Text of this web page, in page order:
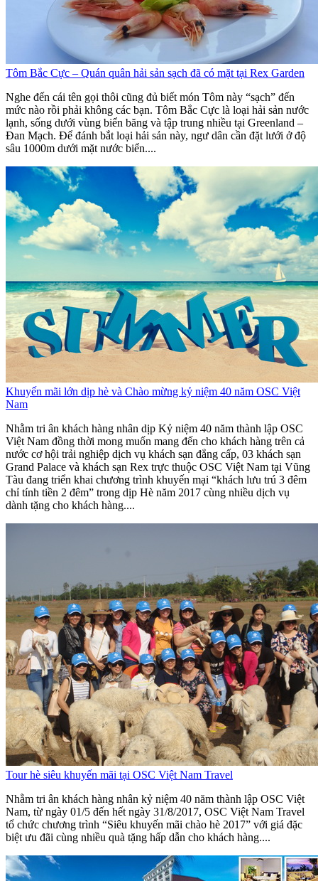
Tôm Bắc Cực – Quán quân hải sản sạch đã có mặt tại Rex Garden
Nghe đến cái tên gọi thôi cũng đủ biết món Tôm này “sạch” đến
mức nào rồi phải không các bạn. Tôm Bắc Cực là loại hải sản nước
lạnh, sống dưới vùng biển băng và tập trung nhiều tại Greenland –
Đan Mạch. Để đánh bắt loại hải sản này, ngư dân cần đặt lưới ở độ
sâu 1000m dưới mặt nước biển....
Khuyến mãi lớn dịp hè và Chào mừng kỷ niệm 40 năm OSC Việt
Nam
Nhằm tri ân khách hàng nhân dịp Kỷ niệm 40 năm thành lập OSC
Việt Nam đồng thời mong muốn mang đến cho khách hàng trên cả
nước cơ hội trải nghiệp dịch vụ khách sạn đẳng cấp, 03 khách sạn
Grand Palace và khách sạn Rex trực thuộc OSC Việt Nam tại Vũng
Tàu đang triển khai chương trình khuyến mại “khách lưu trú 3 đêm
chỉ tính tiền 2 đêm” trong dịp Hè năm 2017 cùng nhiều dịch vụ
dành tặng cho khách hàng....
Tour hè siêu khuyến mãi tại OSC Việt Nam Travel
Nhằm tri ân khách hàng nhân kỷ niệm 40 năm thành lập OSC Việt
Nam, từ ngày 01/5 đến hết ngày 31/8/2017, OSC Việt Nam Travel
tổ chức chương trình “Siêu khuyến mãi chào hè 2017” với giá đặc
biệt ưu đãi cùng nhiều quà tặng hấp dẫn cho khách hàng....